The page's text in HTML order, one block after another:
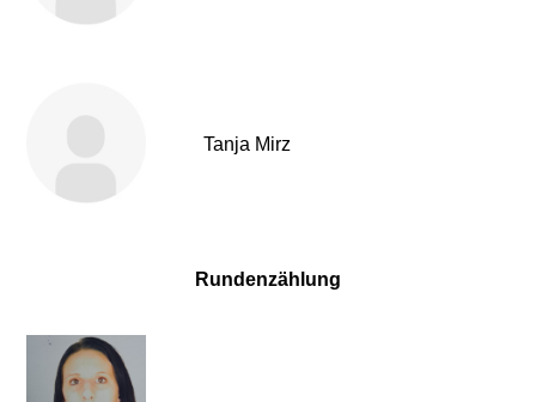
Tanja Mirz
Rundenzählung